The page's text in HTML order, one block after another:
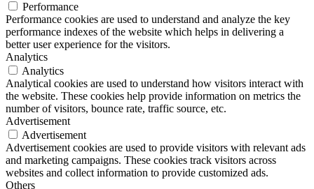
Performance
Performance cookies are used to understand and analyze the key
performance indexes of the website which helps in delivering a
better user experience for the visitors.
Analytics
Analytics
Analytical cookies are used to understand how visitors interact with
the website. These cookies help provide information on metrics the
number of visitors, bounce rate, traffic source, etc.
Advertisement
Advertisement
Advertisement cookies are used to provide visitors with relevant ads
and marketing campaigns. These cookies track visitors across
websites and collect information to provide customized ads.
Others